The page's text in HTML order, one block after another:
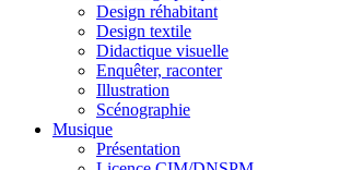
Design réhabitant
Design textile
Didactique visuelle
Enquêter, raconter
Illustration
Scénographie
Musique
Présentation